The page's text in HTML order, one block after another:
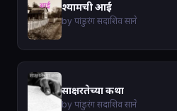
श्यामची आई
by पांडुरंग सदाशिव साने
साक्षरतेच्या कथा
by पांडुरंग सदाशिव साने